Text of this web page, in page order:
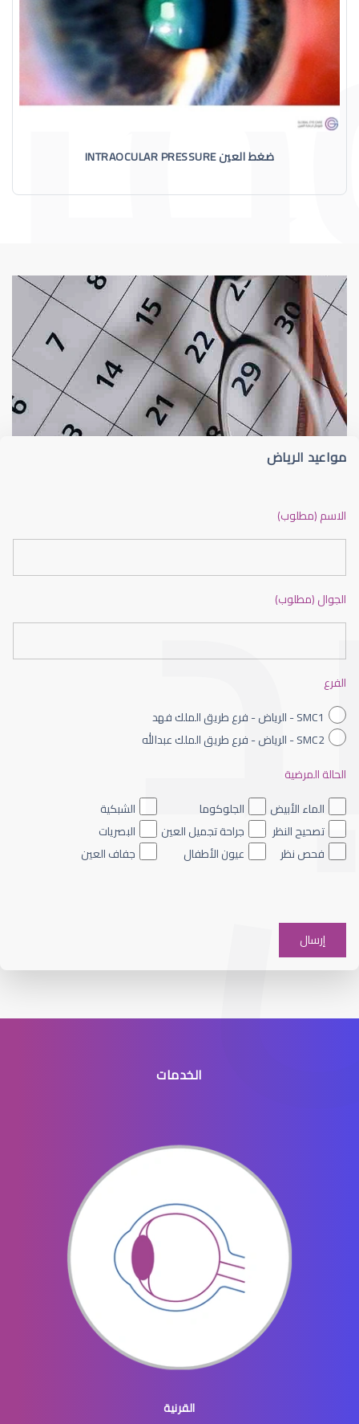
ضغط العين INTRAOCULAR PRESSURE
أسباب الماء الماء الأزرق
الماء الأزرق داخل العين
الماء الأزرق في العيون
الماء الازرق بالعين
ماء الازرق بالعين
مواعيد الرياض
الاسم (مطلوب)
الجوال (مطلوب)
الفرع
SMC1 - الرياض - فرع طريق الملك فهد
SMC2 - الرياض - فرع طريق الملك عبدالله
الحالة المرضية
الماء الأبيض
الجلوكوما
الشبكية
تصحيح النظر
جراحة تجميل العين
البصريات
فحص نظر
عيون الأطفال جفاف العين
الخدمات
القرنية